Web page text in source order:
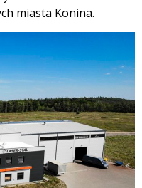
miasta Konina.